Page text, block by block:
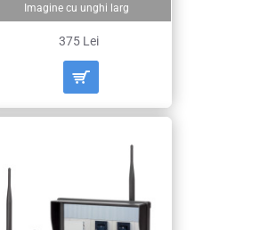
Imagine cu unghi larg
375 Lei